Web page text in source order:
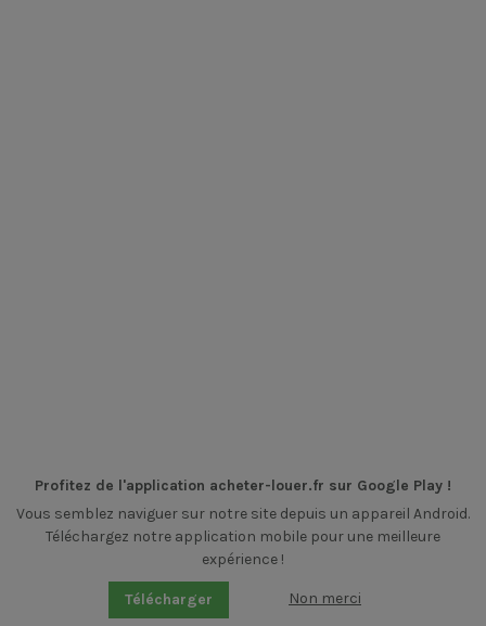
Profitez de l'application acheter-louer.fr sur Google Play !
Vous semblez naviguer sur notre site depuis un appareil Android.
Téléchargez notre application mobile pour une meilleure
expérience !
Télécharger Non merci